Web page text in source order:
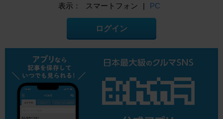
表示： スマートフォン | PC
ログイン